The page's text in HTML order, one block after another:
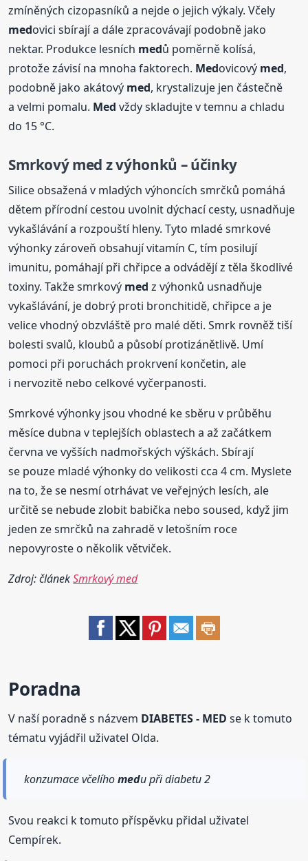
zmíněných cizopasníků a nejde o jejich výkaly. Včely
medovici sbírají a dále zpracovávají podobně jako
nektar. Produkce lesních medů poměrně kolísá,
protože závisí na mnoha faktorech. Medovicový med,
podobně jako akátový med, krystalizuje jen částečně
a velmi pomalu. Med vždy skladujte v temnu a chladu
do 15 °C.
Smrkovýmed z výhonků – účinky
Silice obsažená v mladých výhoncích smrčků pomáhá
dětem přírodní cestou uvolnit dýchací cesty, usnadňuje
vykašlávání a rozpouští hleny. Tyto mladé smrkové
výhonky zároveň obsahují vitamín C, tím posilují
imunitu, pomáhají při chřipce a odvádějí z těla škodlivé
toxiny. Takže smrkový med z výhonků usnadňuje
vykašlávání, je dobrý proti bronchitidě, chřipce a je
velice vhodný obzvláště pro malé děti. Smrk rovněž tiší
bolesti svalů, kloubů a působí protizánětlivě. Umí
pomoci při poruchách prokrvení končetin, ale
i nervozitě nebo celkové vyčerpanosti.
Smrkové výhonky jsou vhodné ke sběru v průběhu
měsíce dubna v teplejších oblastech a až začátkem
června ve vyšších nadmořských výškách. Sbírají
se pouze mladé výhonky do velikosti cca 4 cm. Myslete
na to, že se nesmí otrhávat ve veřejných lesích, ale
určitě se nebude zlobit babička nebo soused, když jim
jeden ze smrčků na zahradě v letošním roce
nepovyroste o několik větviček.
Zdroj: článekSmrkový med
Poradna
V naší poradně s názvem DIABETES - MED se k tomuto
tématu vyjádřil uživatel Olda.
konzumace včelíhomedu při diabetu 2
Svou reakci k tomuto příspěvku přidal uživatel
Cempírek.